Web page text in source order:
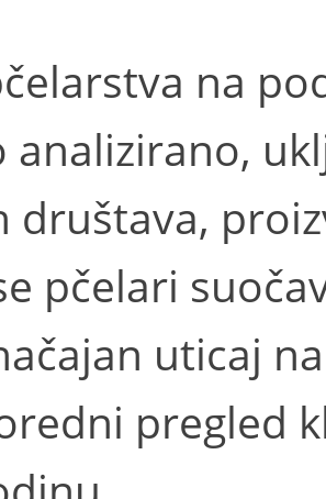
na
analizirano,
društava,
pčelari
uticaj
pregled